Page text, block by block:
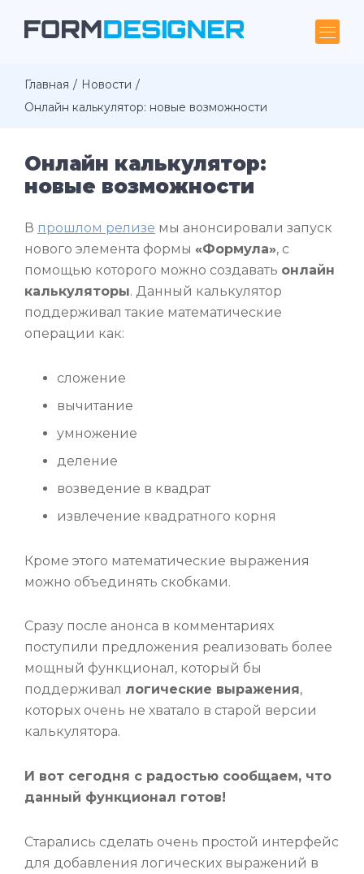
Главная
Новости
Онлайн калькулятор: новые возможности
Онлайн калькулятор:
новые возможности
В прошлом релизе мы анонсировали запуск
нового элемента формы «Формула», с
помощью которого можно создавать онлайн
калькуляторы. Данный калькулятор
поддерживал такие математические
операции как:
сложение
вычитание
умножение
деление
возведение в квадрат
извлечение квадратного корня
Кроме этого математические выражения
можно объединять скобками.
Сразу после анонса в комментариях
поступили предложения реализовать более
мощный функционал, который бы
поддерживал логические выражения,
которых очень не хватало в старой версии
калькулятора.
И вот сегодня с радостью сообщаем, что
данный функционал готов!
Старались сделать очень простой интерфейс
для добавления логических выражений в